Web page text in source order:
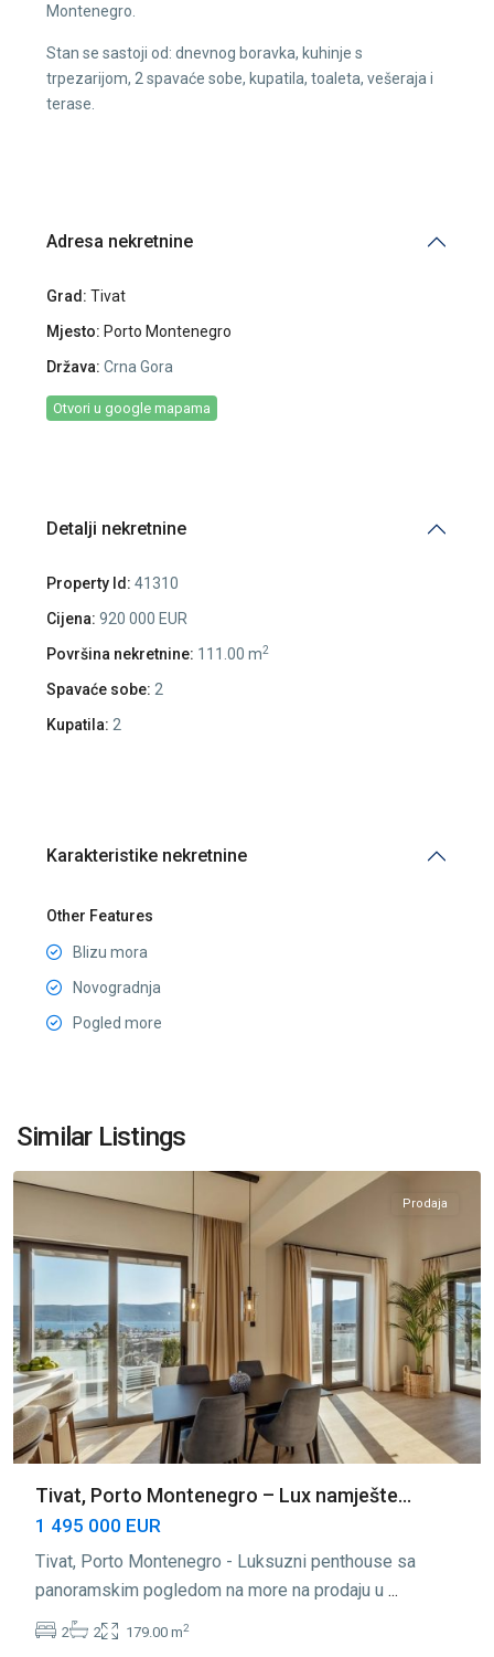
Montenegro.
Stan se sastoji od: dnevnog boravka, kuhinje s
trpezarijom, 2 spavaće sobe, kupatila, toaleta, vešeraja i
terase.
Adresa nekretnine
Grad: Tivat
Mjesto: Porto Montenegro
Država: Crna Gora
Otvori u google mapama
Detalji nekretnine
Property Id: 41310
Cijena: 920 000 EUR
Površina nekretnine: 111.00 m2
Spavaće sobe: 2
Kupatila: 2
Karakteristike nekretnine
Other Features
Blizu mora
Novogradnja
Pogled more
Similar Listings
Montenegro
Tivat
Prodaja
Tivat, Porto Montenegro – Lux namješte...
1 495 000 EUR
Tivat, Porto Montenegro - Luksuzni penthouse sa
panoramskim pogledom na more na prodaju u ...
2 2 179.00 m2